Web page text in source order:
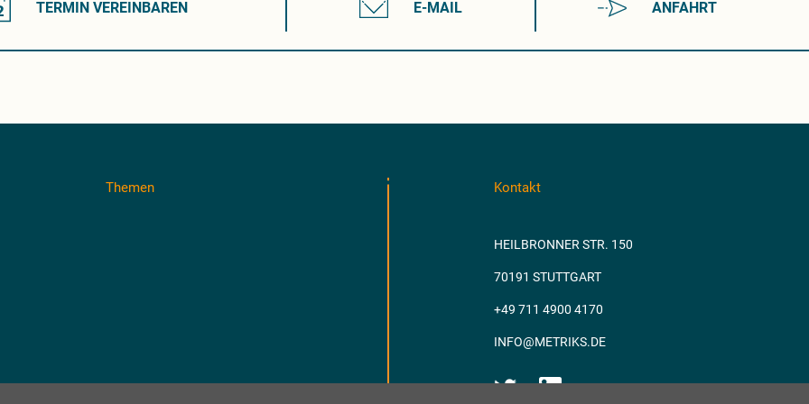
TERMIN VEREINBAREN E-MAIL ANFAHRT
Themen Kontakt
HEILBRONNER STR. 150
70191 STUTTGART
+49 711 4900 4170
INFO@METRIKS.DE